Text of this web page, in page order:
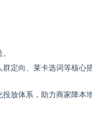
定向、莱卡选词等核心
放体系，助力商家降本增